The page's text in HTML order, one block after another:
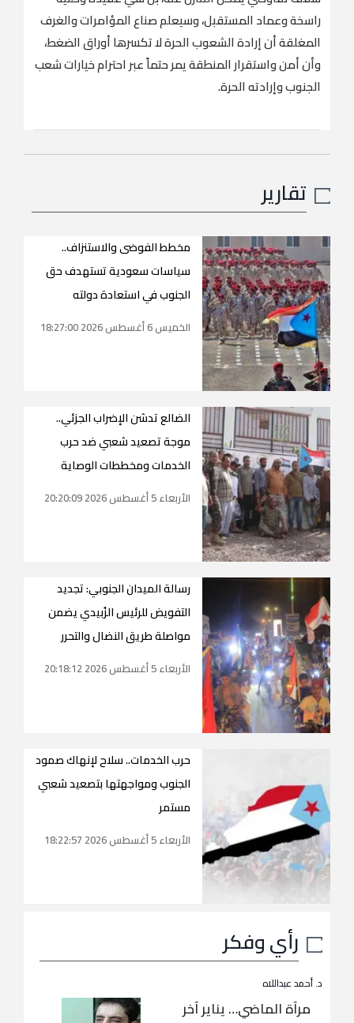
راسخة وعماد المستقبل، وسيعلم صناع المؤامرات والغرف
المغلقة أن إرادة الشعوب الحرة لا تكسرها أوراق الضغط،
وأن أمن واستقرار المنطقة يمر حتماً عبر احترام خيارات شعب
الجنوب وإرادته الحرة.
تقارير
مخطط الفوضى والاستنزاف..
سياسات سعودية تستهدف حق
الجنوب في استعادة دولته
الخميس 6 أغسطس 2026 18:27:00
الضالع تدشن الإضراب الجزئي..
موجة تصعيد شعبي ضد حرب
الخدمات ومخططات الوصاية
الأربعاء 5 أغسطس 2026 20:20:09
رسالة الميدان الجنوبي: تجديد
التفويض للرئيس الزُبيدي يضمن
مواصلة طريق النضال والتحرر
الأربعاء 5 أغسطس 2026 20:18:12
حرب الخدمات.. سلاح لإنهاك صمود
الجنوب ومواجهتها بتصعيد شعبي
مستمر
الأربعاء 5 أغسطس 2026 18:22:57
رأي وفكر
د. أحمد عبداللاه
مرآة الماضي… يناير آخر